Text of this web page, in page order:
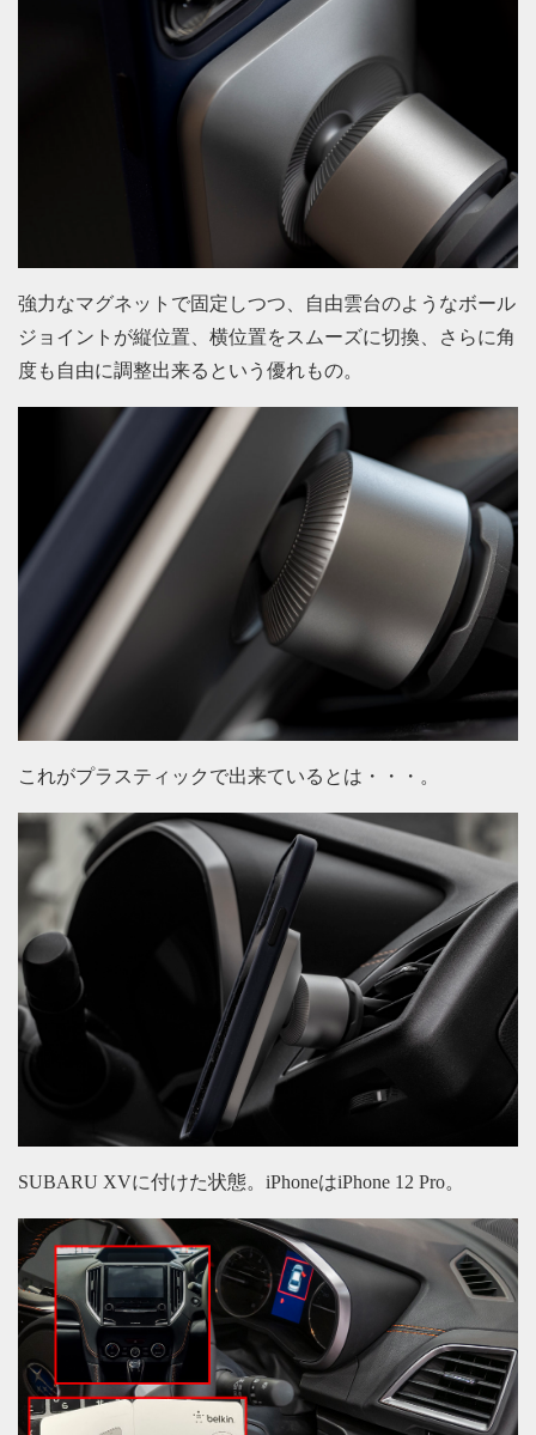
強力なマグネットで固定しつつ、自由雲台のようなボール
ジョイントが縦位置、横位置をスムーズに切換、さらに角
度も自由に調整出来るという優れもの。
これがプラスティックで出来ているとは・・・。
SUBARU XVに付けた状態。iPhoneはiPhone 12 Pro。